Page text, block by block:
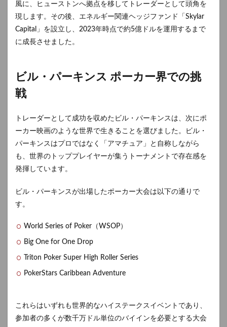
風に、ヒューストンへ拠点を移してトレーダーとして頭角を
現します。その後、エネルギー関連ヘッジファンド「Skylar
Capital」を設立し、2023年時点で約5億ドルを運用するまで
に成長させました。
ビル・パーキンス ポーカー界での挑
戦
トレーダーとして成功を収めたビル・パーキンスは、次にポ
ーカー映画のような世界で生きることを選びました。ビル・
パーキンスはプロではなく「アマチュア」と自称しながら
も、世界のトッププレイヤーが集うトーナメントで存在感を
発揮しています。
ビル・パーキンスが出場したポーカー大会は以下の通りで
す。
World Series of Poker（WSOP）
Big One for One Drop
Triton Poker Super High Roller Series
PokerStars Caribbean Adventure
これらはいずれも世界的なハイステークスイベントであり、
参加者の多くが数千万ドル単位のバイインを必要とする大会